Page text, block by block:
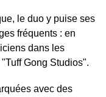
le duo y puise ses
fréquents : en
dans les
Gong Studios".
avec des